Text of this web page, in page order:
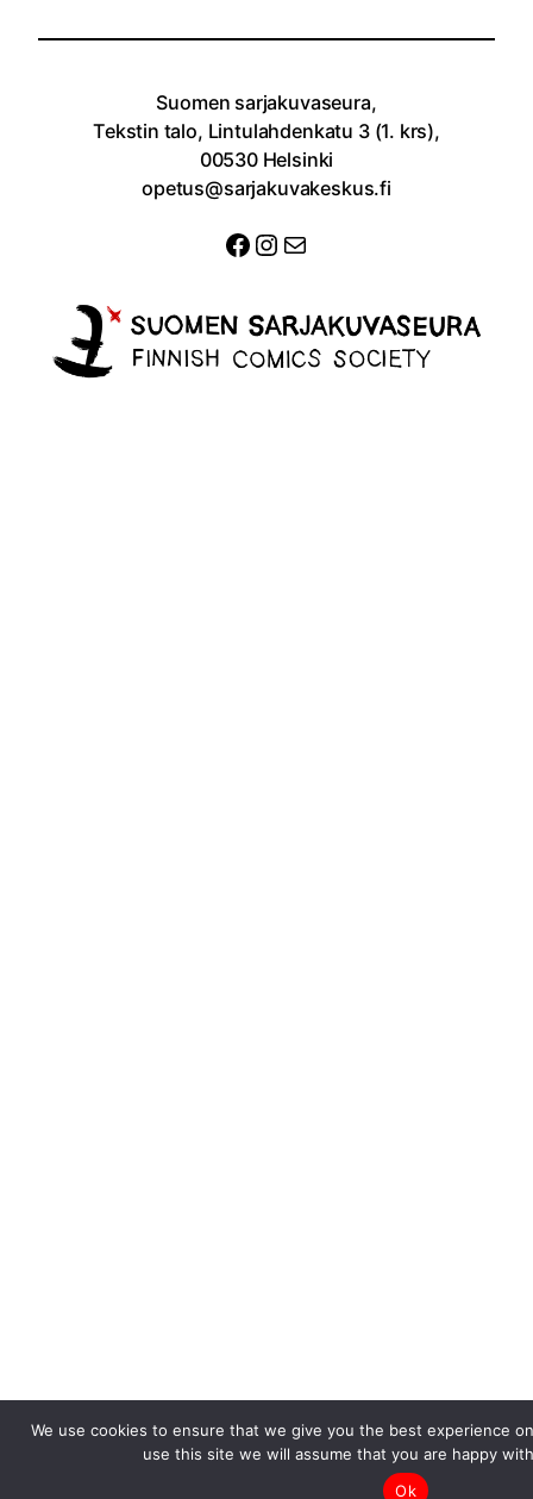
Suomen sarjakuvaseura,
Tekstin talo, Lintulahdenkatu 3 (1. krs),
00530 Helsinki
opetus@sarjakuvakeskus.fi
Facebook
Instagram
Sähköposti
We use cookies to ensure that we give you the best experience
use this site we will assume that you are happy
Ok